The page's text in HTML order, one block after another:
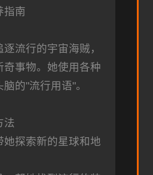
指南
流行的宇宙海贼，
奇事物。她使用各种
的"流行用语"。
法
她探索新的星球和地